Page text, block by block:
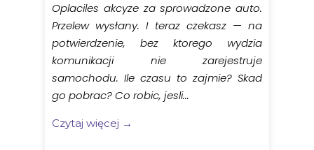
Oplaciles akcyze za sprowadzone auto.
Przelew wysłany. I teraz czekasz — na
potwierdzenie, bez ktorego wydzia
komunikacji nie zarejestruje
samochodu. Ile czasu to zajmie? Skad
go pobrac? Co robic, jesli...
Czytaj więcej →